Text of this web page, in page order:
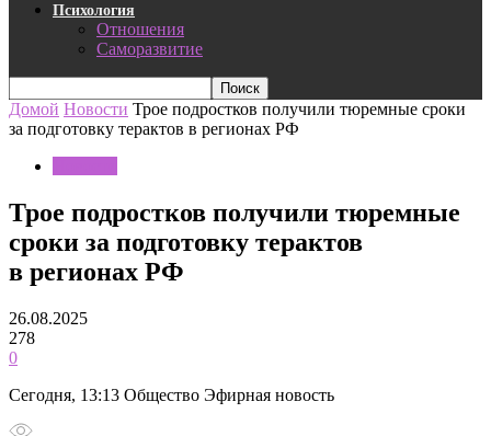
Психология
Отношения
Саморазвитие
Домой Новости Трое подростков получили тюремные сроки
за подготовку терактов в регионах РФ
Трое подростков получили тюремные
сроки за подготовку терактов
в регионах РФ
26.08.2025
278
0
Сегодня, 13:13 Общество Эфирная новость